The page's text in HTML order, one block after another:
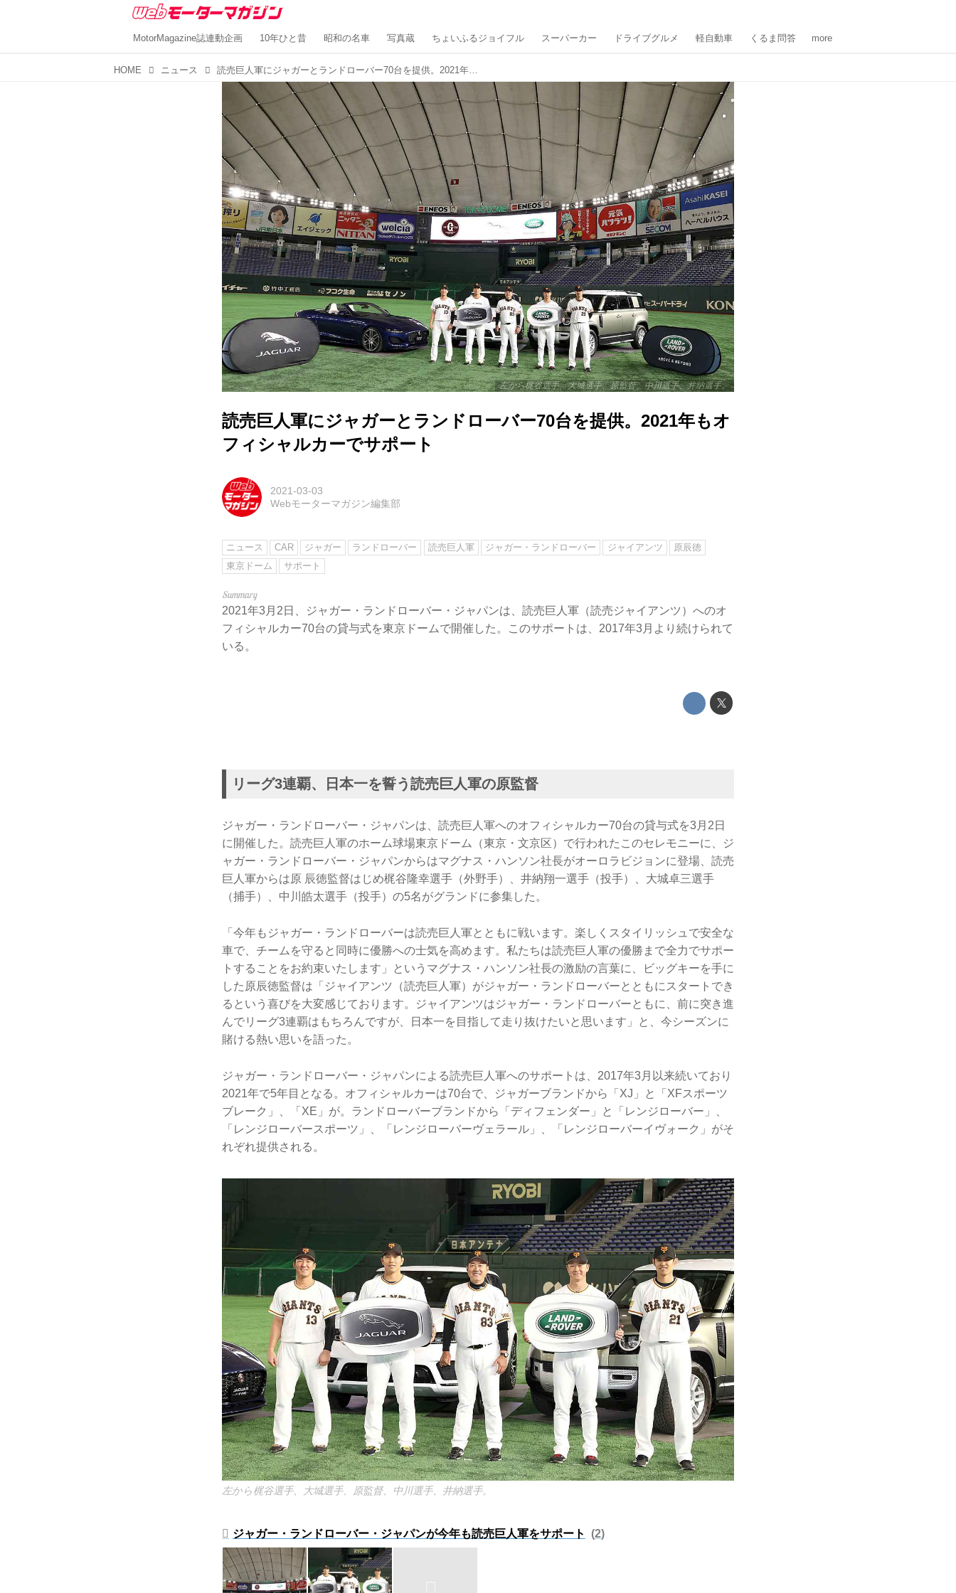
MotorMagazine誌連動企画 10年ひと昔 昭和の名車 写真蔵 ちょいふるジョイフル スーパーカー ドライブグルメ 軽自動車 くるま問答 more
HOME ニュース 読売巨人軍にジャガーとランドローバー70台を提供。2021年もオフィシャルカーでサポート
左から梶谷選手、大城選手、原監督、中川選手、井納選手。
読売巨人軍にジャガーとランドローバー70台を提供。2021年もオ
フィシャルカーでサポート
2021-03-03
Webモーターマガジン編集部
ニュース CAR ジャガー ランドローバー 読売巨人軍 ジャガー・ランドローバー ジャイアンツ
原辰徳
東京ドーム
サポート
2021年3月2日、ジャガー・ランドローバー・ジャパンは、読売巨人軍（読売ジャイアンツ）へのオ
フィシャルカー70台の貸与式を東京ドームで開催した。このサポートは、2017年3月より続けられて
いる。
リーグ3連覇、日本一を誓う読売巨人軍の原監督
ジャガー・ランドローバー・ジャパンは、読売巨人軍へのオフィシャルカー70台の貸与式を3月2日
に開催した。読売巨人軍のホーム球場東京ドーム（東京・文京区）で行われたこのセレモニーに、ジ
ャガー・ランドローバー・ジャパンからはマグナス・ハンソン社長がオーロラビジョンに登場、読売
巨人軍からは原 辰徳監督はじめ梶谷隆幸選手（外野手）、井納翔一選手（投手）、大城卓三選手
（捕手）、中川皓太選手（投手）の5名がグランドに参集した。
「今年もジャガー・ランドローバーは読売巨人軍とともに戦います。楽しくスタイリッシュで安全な
車で、チームを守ると同時に優勝への士気を高めます。私たちは読売巨人軍の優勝まで全力でサポー
トすることをお約束いたします」というマグナス・ハンソン社長の激励の言葉に、ビッグキーを手に
した原辰徳監督は「ジャイアンツ（読売巨人軍）がジャガー・ランドローバーとともにスタートでき
るという喜びを大変感じております。ジャイアンツはジャガー・ランドローバーともに、前に突き進
んでリーグ3連覇はもちろんですが、日本一を目指して走り抜けたいと思います」と、今シーズンに
賭ける熱い思いを語った。
ジャガー・ランドローバー・ジャパンによる読売巨人軍へのサポートは、2017年3月以来続いており
2021年で5年目となる。オフィシャルカーは70台で、ジャガーブランドから「XJ」と「XFスポーツ
ブレーク」、「XE」が。ランドローバーブランドから「ディフェンダー」と「レンジローバー」、
「レンジローバースポーツ」、「レンジローバーヴェラール」、「レンジローバーイヴォーク」がそ
れぞれ提供される。
左から梶谷選手、大城選手、原監督、中川選手、井納選手。
ジャガー・ランドローバー・ジャパンが今年も読売巨人軍をサポート 2